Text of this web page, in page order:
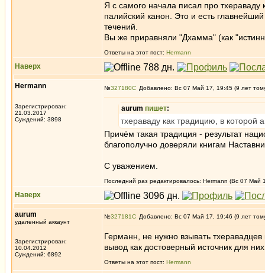
Я с самого начала писал про тхераваду
палийский канон. Это и есть
течений.
Вы же приравняли "Дхамма" (как
Ответы на этот пост: Hermann
Наверх
Hermann
Зарегистрирован:
21.03.2017
Суждений: 3898
№327180 Добавлено: Вс 07 Май 17, 19:45 (9 лет
aurum пишет:
тхераваду как традицию, в которой
Причём такая традиция - результат
благополучно доверяли книгам
С уважением.
Последний раз редактировалось: Hermann (Вс 07 Май
Наверх
aurum
удаленный аккаунт
Зарегистрирован:
10.04.2012
Суждений: 6892
№327181 Добавлено: Вс 07 Май 17, 19:46 (9 лет
Германн, не нужно взывать
вывод как достоверный источник для
Ответы на этот пост: Hermann